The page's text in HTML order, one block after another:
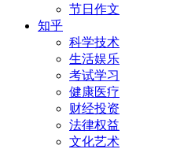
节日作文
知乎
科学技术
生活娱乐
考试学习
健康医疗
财经投资
法律权益
文化艺术